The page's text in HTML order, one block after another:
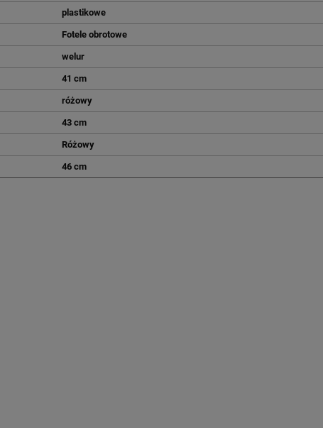
plastikowe
Fotele obrotowe
welur
41 cm
różowy
43 cm
Różowy
46 cm